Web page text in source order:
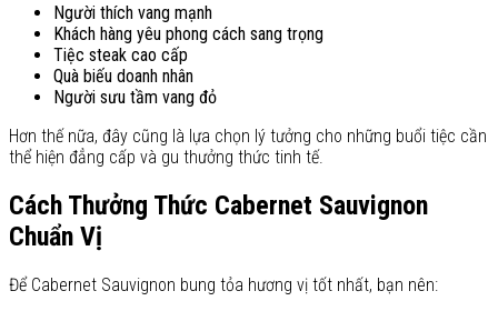
Người thích vang mạnh
Khách hàng yêu phong cách sang trọng
Tiệc steak cao cấp
Quà biếu doanh nhân
Người sưu tầm vang đỏ
Hơn thế nữa, đây cũng là lựa chọn lý tưởng cho những buổi tiệc cần
thể hiện đẳng cấp và gu thưởng thức tinh tế.
Cách Thưởng Thức Cabernet Sauvignon
Chuẩn Vị
Để Cabernet Sauvignon bung tỏa hương vị tốt nhất, bạn nên: